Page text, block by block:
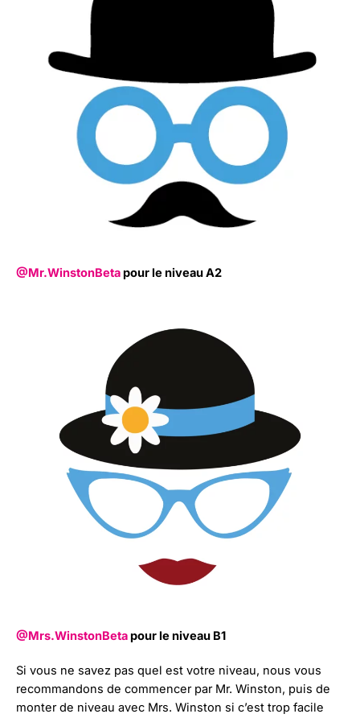
@Mr.WinstonBetapour le niveau A2
@Mrs.WinstonBetapour le niveau B1
Si vous ne savez pas quel est votre niveau, nous vous
recommandons de commencer par Mr. Winston, puis de
monter de niveau avec Mrs. Winston si c’est trop facile